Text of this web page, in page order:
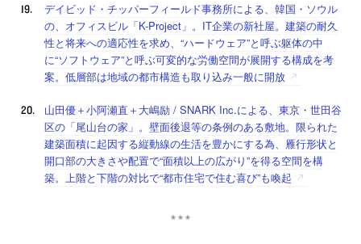
デイビッド・チッパーフィールド事務所による、韓国・ソウル
の、オフィスビル「K-Project」。IT企業の新社屋。建築の耐久
性と将来への適応性を求め、“ハードウェア”と呼ぶ躯体の中
に“ソフトウェア”と呼ぶ可変的な労働空間が展開する構成を考
案。低層部は地域の都市構造も取り込み一般に開放
山田優＋小阿瀬直＋大嶋励 / SNARK Inc.による、東京・世田谷
区の「尾山台の家」。壁面後退等の条例のある敷地。限られた
建築面積に起因する縦動線の生活を豊かにする為、雁行形状と
開口部の大きさや配置で“面積以上の広がり”を得る空間を構
築。上階と下階の対比で“都市住宅で住む喜び”も喚起